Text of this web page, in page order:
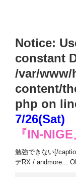
Notice:
constant
/var/www/
content/
php on
7/26(Sat)
『IN-NIGE
勉強できない[/
デRX / andmore...